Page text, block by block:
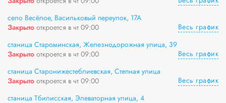
село Весёлое, Васильковый переулок, 17А
Закрыто откроется в чт 09:00
Весь график
станица Староминская, Железнодорожная улица, 39
Закрыто откроется в чт 09:00
Весь график
станица Старонижестеблиевская, Степная улица
Закрыто откроется в чт 09:00
Весь график
станица Тбилисская, Элеваторная улица, 4